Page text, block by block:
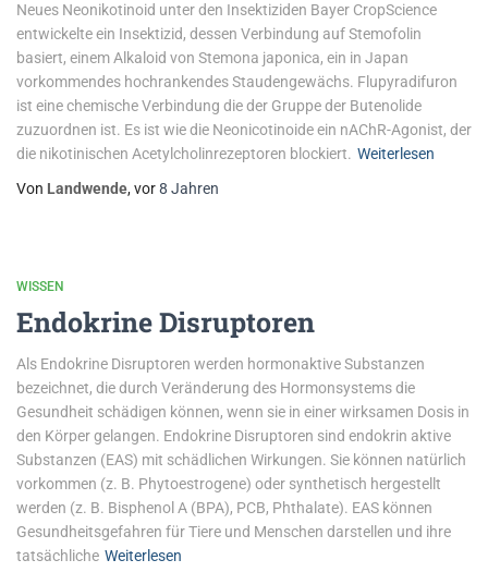
Neues Neonikotinoid unter den Insektiziden Bayer CropScience
entwickelte ein Insektizid, dessen Verbindung auf Stemofolin
basiert, einem Alkaloid von Stemona japonica, ein in Japan
vorkommendes hochrankendes Staudengewächs. Flupyradifuron
ist eine chemische Verbindung die der Gruppe der Butenolide
zuzuordnen ist. Es ist wie die Neonicotinoide ein nAChR-Agonist, der
die nikotinischen Acetylcholinrezeptoren blockiert. Weiterlesen
Von Landwende, vor8 Jahren
WISSEN
Endokrine Disruptoren
Als Endokrine Disruptoren werden hormonaktive Substanzen
bezeichnet, die durch Veränderung des Hormonsystems die
Gesundheit schädigen können, wenn sie in einer wirksamen Dosis in
den Körper gelangen. Endokrine Disruptoren sind endokrin aktive
Substanzen (EAS) mit schädlichen Wirkungen. Sie können natürlich
vorkommen (z. B. Phytoestrogene) oder synthetisch hergestellt
werden (z. B. Bisphenol A (BPA), PCB, Phthalate). EAS können
Gesundheitsgefahren für Tiere und Menschen darstellen und ihre
tatsächliche Weiterlesen